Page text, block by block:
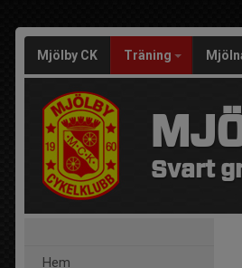
Mjölby CK Träning
Svart
Hem